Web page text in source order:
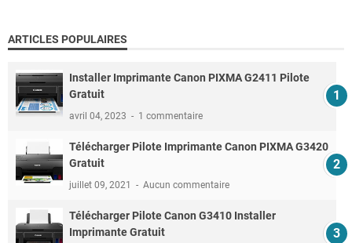
ARTICLES POPULAIRES
Installer Imprimante Canon PIXMA G2411 Pilote
Gratuit
avril 04, 2023 1 commentaire
Télécharger Pilote Imprimante Canon PIXMA G3420
Gratuit
juillet 09, 2021 Aucun commentaire
Télécharger Pilote Canon G3410 Installer
Imprimante Gratuit